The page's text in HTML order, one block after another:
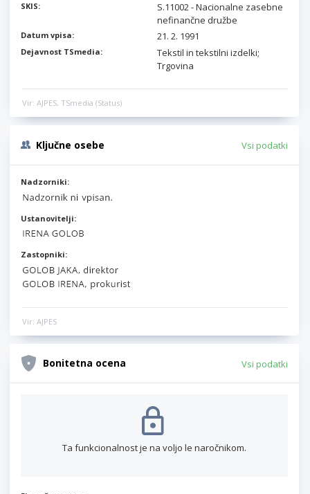
SKIS:
S.11002 - Nacionalne zasebne
nefinančne družbe
Datum vpisa: 21. 2. 1991
Dejavnost TSmedia:
Tekstil in tekstilni izdelki;
Trgovina
Vir: AJPES, TSmedia (Status)
Ključne osebe Vsi podatki
Nadzorniki:
Ustanovitelji:
Zastopniki:
Vir: AJPES
Bonitetna ocena Vsi podatki
Ta funkcionalnost je na voljo le naročnikom.